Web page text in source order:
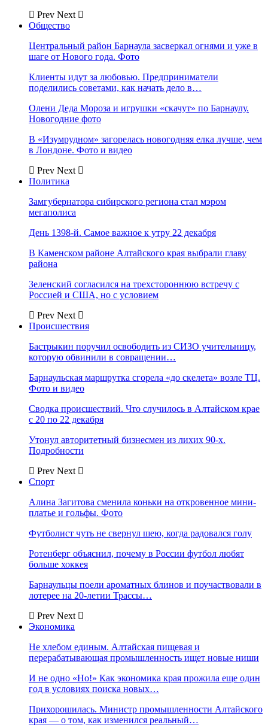
Prev Next
Общество
Центральный район Барнаула засверкал огнями и уже в
шаге от Нового года. Фото
Клиенты идут за любовью. Предприниматели
поделились советами, как начать дело в…
Олени Деда Мороза и игрушки «скачут» по Барнаулу.
Новогодние фото
В «Изумрудном» загорелась новогодняя елка лучше, чем
в Лондоне. Фото и видео
Prev Next
Политика
Замгубернатора сибирского региона стал мэром
мегаполиса
День 1398-й. Самое важное к утру 22 декабря
В Каменском районе Алтайского края выбрали главу
района
Зеленский согласился на трехстороннюю встречу с
Россией и США, но с условием
Prev Next
Происшествия
Бастрыкин поручил освободить из СИЗО учительницу,
которую обвинили в совращении…
Барнаульская маршрутка сгорела «до скелета» возле ТЦ.
Фото и видео
Сводка происшествий. Что случилось в Алтайском крае
с 20 по 22 декабря
Утонул авторитетный бизнесмен из лихих 90-х.
Подробности
Prev Next
Спорт
Алина Загитова сменила коньки на откровенное мини-
платье и гольфы. Фото
Футболист чуть не свернул шею, когда радовался голу
Ротенберг объяснил, почему в России футбол любят
больше хоккея
Барнаульцы поели ароматных блинов и поучаствовали в
лотерее на 20-летии Трассы…
Prev Next
Экономика
Не хлебом единым. Алтайская пищевая и
перерабатывающая промышленность ищет новые ниши
И не одно «Но!» Как экономика края прожила еще один
год в условиях поиска новых…
Прихорошилась. Министр промышленности Алтайского
края — о том, как изменился реальный…